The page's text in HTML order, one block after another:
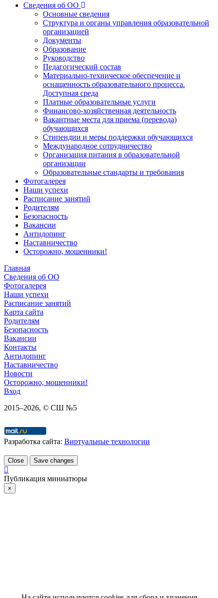
Сведения об ОО
Основные сведения
Структура и органы управления образовательной
организацией
Документы
Образование
Руководство
Педагогический состав
Материально-техническое обеспечение и
оснащенность образовательного процесса.
Доступная среда
Платные образовательные услуги
Финансово-хозяйственная деятельность
Вакантные места для приема (перевода)
обучающихся
Стипендии и меры поддержки обучающихся
Международное сотрудничество
Организация питания в образовательной
организации
Образовательные стандарты и требования
Фотогалерея
Наши успехи
Расписание занятий
Родителям
Безопасность
Вакансии
Антидопинг
Наставничество
Осторожно, мошенники!
Главная
Сведения об ОО
Фотогалерея
Наши успехи
Расписание занятий
Карта сайта
Родителям
Безопасность
Вакансии
Контакты
Антидопинг
Наставничество
Новости
Осторожно, мошенники!
Вход
2015–2026, © СШ №5
Разработка сайта: Виртуальные технологии
Close Save changes
Публикация миниатюры
×